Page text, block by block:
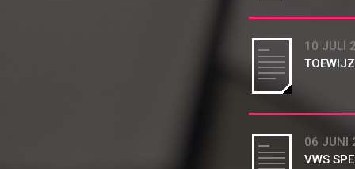
10 JULI
06 JUNI
VWS